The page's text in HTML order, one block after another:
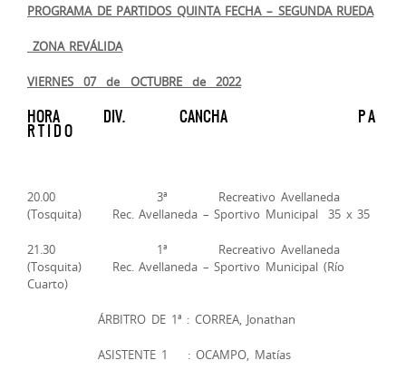
PROGRAMA DE PARTIDOS QUINTA FECHA – SEGUNDA RUEDA
ZONA REVÁLIDA
VIERNES 07 de OCTUBRE de 2022
HORA DIV. CANCHA P A
R T I D O
20.00 3ª Recreativo Avellaneda
(Tosquita) Rec. Avellaneda – Sportivo Municipal 35 x 35
21.30 1ª Recreativo Avellaneda
(Tosquita) Rec. Avellaneda – Sportivo Municipal (Río
Cuarto)
ÁRBITRO DE 1ª : CORREA, Jonathan
ASISTENTE 1 : OCAMPO, Matías